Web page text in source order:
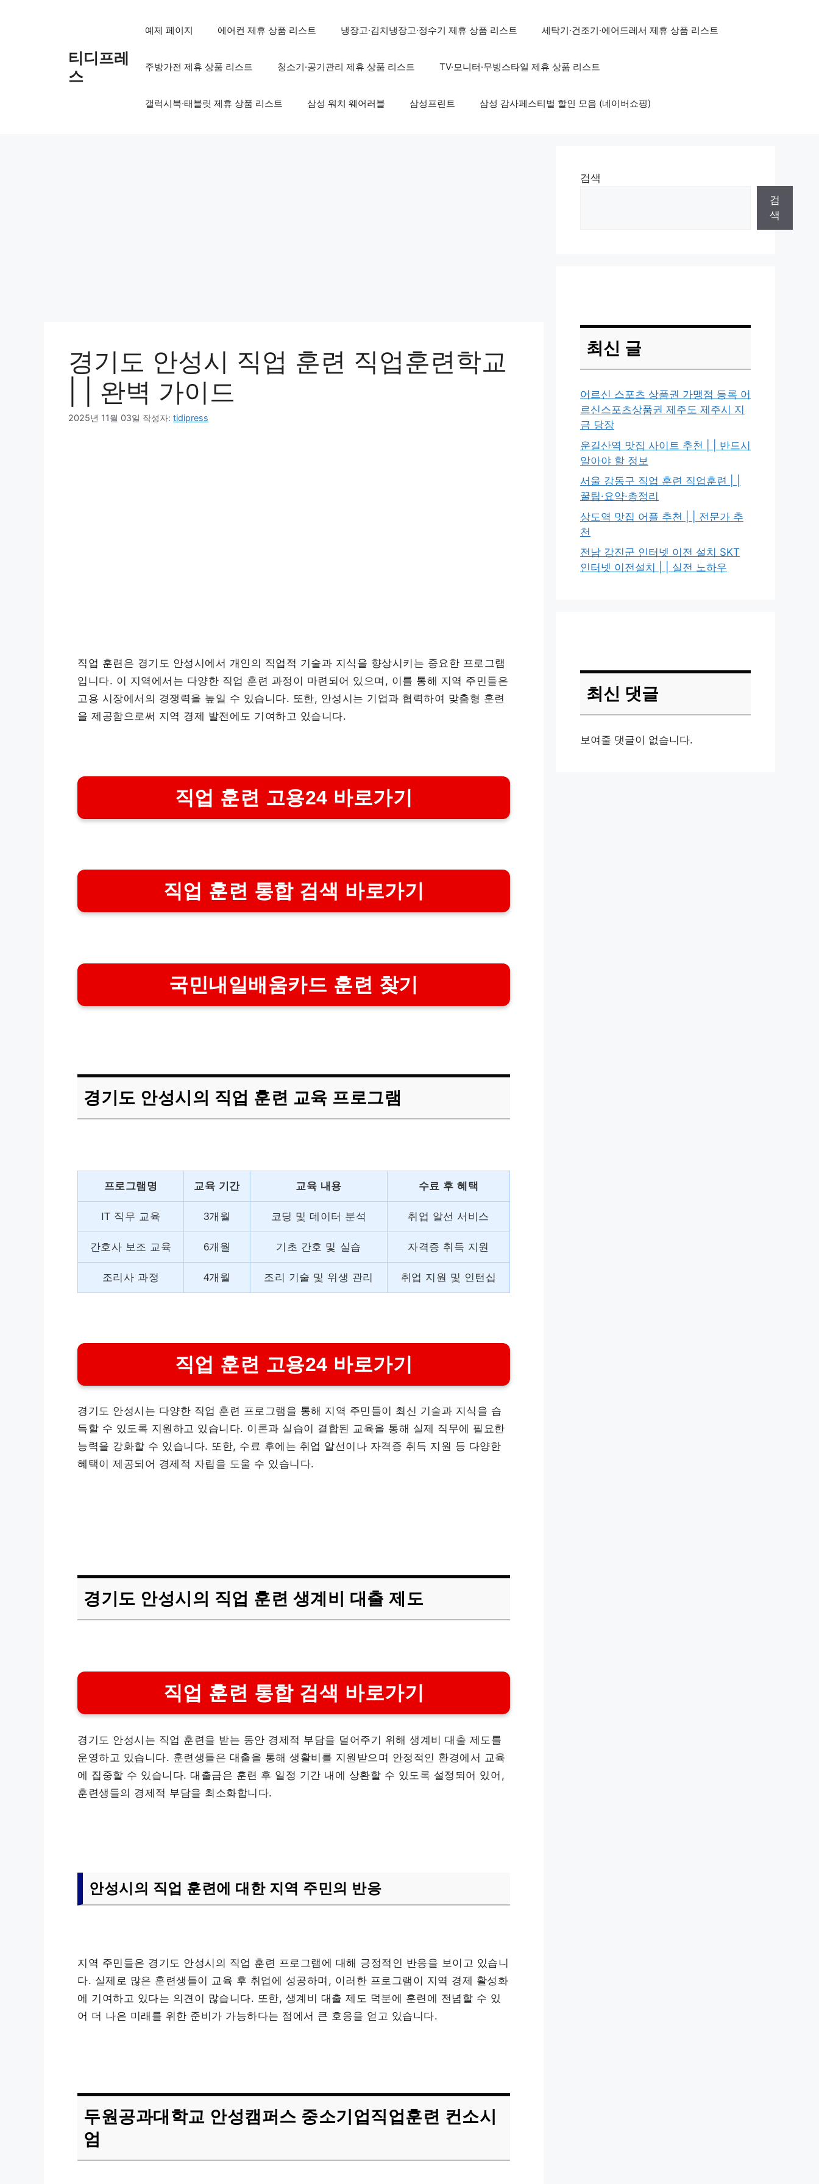
티디프레
스
예제 페이지 에어컨 제휴 상품 리스트 냉장고·김치냉장고·정수기 제휴 상품 리스트 세탁기·건조기·에어드레서 제휴 상품 리스트
주방가전 제휴 상품 리스트 청소기·공기관리 제휴 상품 리스트 TV·모니터·무빙스타일 제휴 상품 리스트
갤럭시북·태블릿 제휴 상품 리스트 삼성 워치 웨어러블 삼성프린트 삼성 감사페스티벌 할인 모음 (네이버쇼핑)
경기도 안성시 직업 훈련 직업훈련학교
| | 완벽 가이드
2025년 11월 03일 작성자: tidipress
직업 훈련은 경기도 안성시에서 개인의 직업적 기술과 지식을 향상시키는 중요한 프로그램
입니다. 이 지역에서는 다양한 직업 훈련 과정이 마련되어 있으며, 이를 통해 지역 주민들은
고용 시장에서의 경쟁력을 높일 수 있습니다. 또한, 안성시는 기업과 협력하여 맞춤형 훈련
을 제공함으로써 지역 경제 발전에도 기여하고 있습니다.
직업 훈련 고용24 바로가기
직업 훈련 통합 검색 바로가기
국민내일배움카드 훈련 찾기
경기도 안성시의 직업 훈련 교육 프로그램
프로그램명 교육 기간 교육 내용 수료 후 혜택
IT 직무 교육 3개월 코딩 및 데이터 분석 취업 알선 서비스
간호사 보조 교육 6개월 기초 간호 및 실습 자격증 취득 지원
조리사 과정 4개월 조리 기술 및 위생 관리 취업 지원 및 인턴십
직업 훈련 고용24 바로가기
경기도 안성시는 다양한 직업 훈련 프로그램을 통해 지역 주민들이 최신 기술과 지식을 습
득할 수 있도록 지원하고 있습니다. 이론과 실습이 결합된 교육을 통해 실제 직무에 필요한
능력을 강화할 수 있습니다. 또한, 수료 후에는 취업 알선이나 자격증 취득 지원 등 다양한
혜택이 제공되어 경제적 자립을 도울 수 있습니다.
경기도 안성시의 직업 훈련 생계비 대출 제도
직업 훈련 통합 검색 바로가기
경기도 안성시는 직업 훈련을 받는 동안 경제적 부담을 덜어주기 위해 생계비 대출 제도를
운영하고 있습니다. 훈련생들은 대출을 통해 생활비를 지원받으며 안정적인 환경에서 교육
에 집중할 수 있습니다. 대출금은 훈련 후 일정 기간 내에 상환할 수 있도록 설정되어 있어,
훈련생들의 경제적 부담을 최소화합니다.
안성시의 직업 훈련에 대한 지역 주민의 반응
지역 주민들은 경기도 안성시의 직업 훈련 프로그램에 대해 긍정적인 반응을 보이고 있습니
다. 실제로 많은 훈련생들이 교육 후 취업에 성공하며, 이러한 프로그램이 지역 경제 활성화
에 기여하고 있다는 의견이 많습니다. 또한, 생계비 대출 제도 덕분에 훈련에 전념할 수 있
어 더 나은 미래를 위한 준비가 가능하다는 점에서 큰 호응을 얻고 있습니다.
두원공과대학교 안성캠퍼스 중소기업직업훈련 컨소시
엄
검색
검
색
최신 글
어르신 스포츠 상품권 가맹점 등록 어
르신스포츠상품권 제주도 제주시 지
금 당장
운길산역 맛집 사이트 추천 | | 반드시
알아야 할 정보
서울 강동구 직업 훈련 직업훈련 | |
꿀팁·요약·총정리
상도역 맛집 어플 추천 | | 전문가 추
천
전남 강진군 인터넷 이전 설치 SKT
인터넷 이전설치 | | 실전 노하우
최신 댓글
보여줄 댓글이 없습니다.